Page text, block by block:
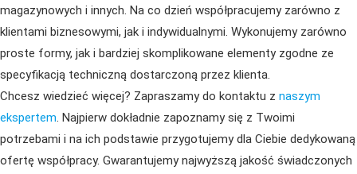
magazynowych i innych. Na co dzień współpracujemy zarówno z
klientami biznesowymi, jak i indywidualnymi. Wykonujemy zarówno
proste formy, jak i bardziej skomplikowane elementy zgodne ze
specyfikacją techniczną dostarczoną przez klienta.
Chcesz wiedzieć więcej? Zapraszamy do kontaktu z naszym
ekspertem. Najpierw dokładnie zapoznamy się z Twoimi
potrzebami i na ich podstawie przygotujemy dla Ciebie dedykowaną
ofertę współpracy. Gwarantujemy najwyższą jakość świadczonych